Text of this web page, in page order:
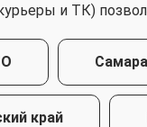
и ТК)
край